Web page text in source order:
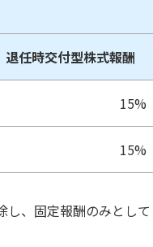
退任時交付型株式報酬
15%
15%
し、固定報酬のみとして